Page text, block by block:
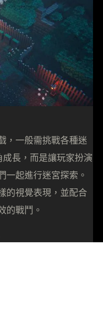
，一般需挑戰各種迷
長，而是讓玩家扮演
一起進行迷宮探索。
的視覺表現，並配合
的戰鬥。